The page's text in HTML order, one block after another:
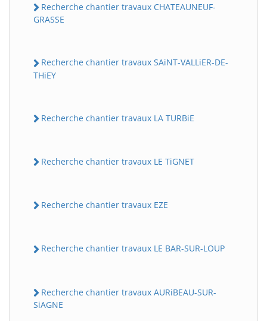
Recherche chantier travaux CHATEAUNEUF-
GRASSE
Recherche chantier travaux SAiNT-VALLiER-DE-
THiEY
Recherche chantier travaux LA TURBiE
Recherche chantier travaux LE TiGNET
Recherche chantier travaux EZE
Recherche chantier travaux LE BAR-SUR-LOUP
Recherche chantier travaux AURiBEAU-SUR-
SiAGNE